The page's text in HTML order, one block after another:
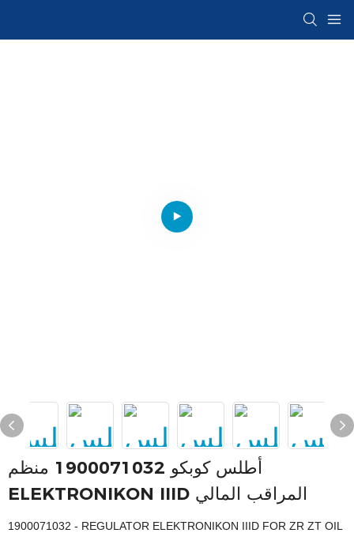
أطلس كوبكو 1900071032 منظم
ELEKTRONIKON IIID المراقب المالي
1900071032 - REGULATOR ELEKTRONIKON IIID FOR ZR ZT OIL